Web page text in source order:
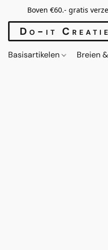
Boven €60.- gratis
Do-it
Basisartikelen Breien